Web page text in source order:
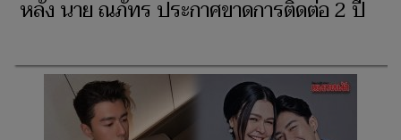
หลัง นาย ณภัทร ประกาศขาดการติดต่อ 2 ปี